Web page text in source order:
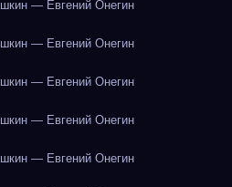
— Евгений Онегин
— Евгений Онегин
— Евгений Онегин
— Евгений Онегин
— Евгений Онегин